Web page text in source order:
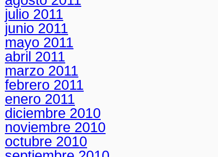
julio 2011
junio 2011
mayo 2011
abril 2011
marzo 2011
febrero 2011
enero 2011
diciembre 2010
noviembre 2010
octubre 2010